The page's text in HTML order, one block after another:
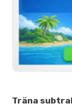
Träna